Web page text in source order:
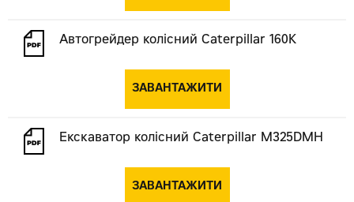
Автогрейдер колісний Caterpillar 160K
ЗАВАНТАЖИТИ
Екскаватор колісний Caterpillar М325DMH
ЗАВАНТАЖИТИ